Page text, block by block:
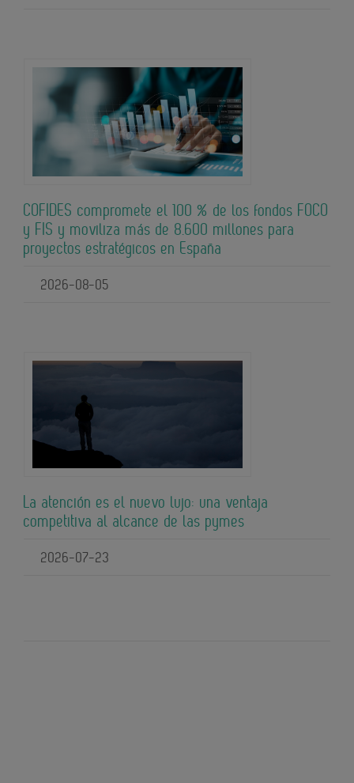
COFIDES compromete el 100 % de los fondos FOCO
y FIS y moviliza más de 8.600 millones para
proyectos estratégicos en España
2026-08-05
La atención es el nuevo lujo: una ventaja
competitiva al alcance de las pymes
2026-07-23